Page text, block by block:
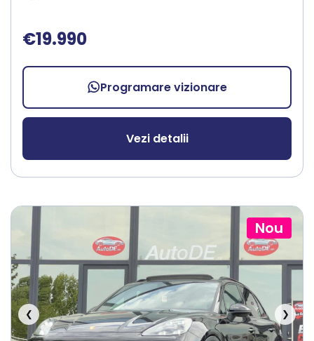
€19.990
Programare vizionare
Vezi detalii
Nou
❮ ❯